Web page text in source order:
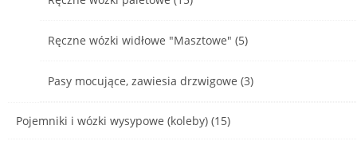
Ręczne wózki widłowe "Masztowe" (5)
Pasy mocujące, zawiesia drzwigowe (3)
Pojemniki i wózki wysypowe (koleby) (15)